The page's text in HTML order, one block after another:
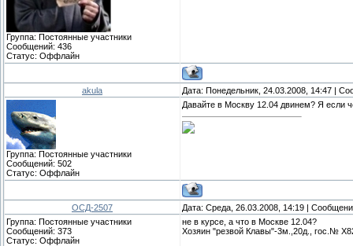
Группа: Постоянные участники
Сообщений: 436
Статус: Оффлайн
akula Дата: Понедельник, 24.03.2008, 14:47 |
Группа: Постоянные участники
Сообщений: 502
Статус: Оффлайн
Давайте в Москву 12.04 двинем? Я если
ОСД-2507
Дата: Среда, 26.03.2008, 14:19 |
Группа: Постоянные участники
Сообщений: 373
Статус: Оффлайн
не в курсе, а что в Москве 12.04?
Хозяин "резвой Клавы"-3м.,20д., гос.№